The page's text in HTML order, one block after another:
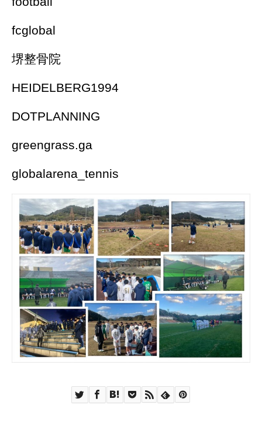
fcglobal
堺整骨院
HEIDELBERG1994
DOTPLANNING
greengrass.ga
globalarena_tennis